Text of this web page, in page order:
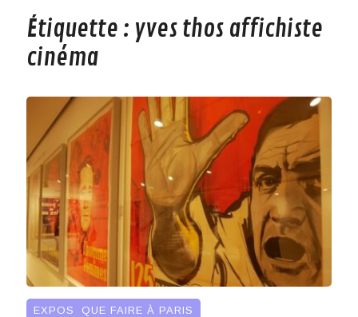
Étiquette : yves thos affichiste
cinéma
EXPOS QUE FAIRE À PARIS